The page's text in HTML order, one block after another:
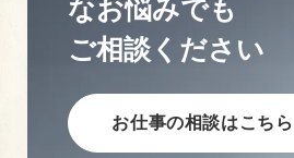
なお悩みでも
ご相談ください
お仕事の相談はこちら